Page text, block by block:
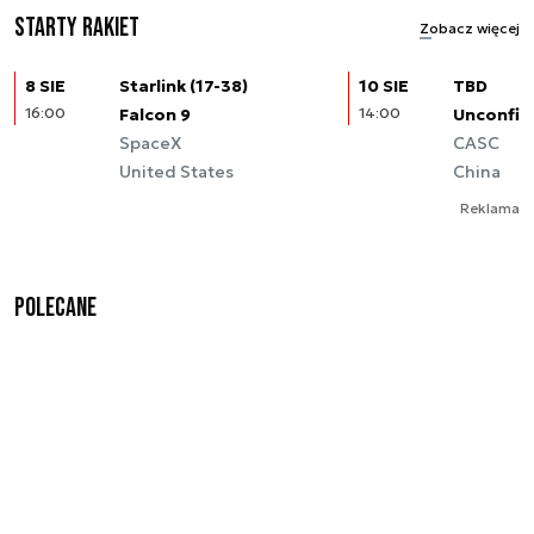
Starty rakiet Zobacz więcej
8 SIE
16:00
Starlink (17-38)
Falcon 9
SpaceX
United States
10 SIE
14:00
TBD
CASC
China
Reklama
Polecane